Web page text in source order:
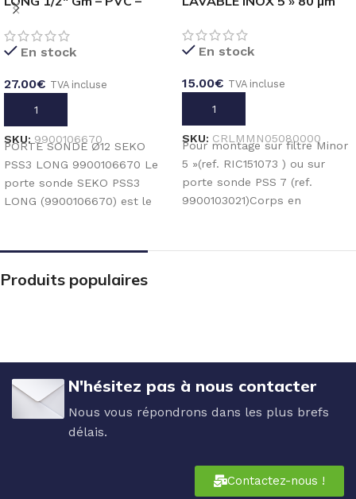
60°C – 12 Bar
En stock
27.00€ TVA incluse
AJOUTER AU PANIER
SKU: 9900106670
PORTE SONDE Ø12 SEKO
PSS3 LONG 9900106670 Le
porte sonde SEKO PSS3
LONG (9900106670) est le
En stock
15.00€ TVA incluse
AJOUTER AU PANIER
SKU: CRLMMN05080000
Pour montage sur filtre Minor
5 »(ref. RIC151073 ) ou sur
porte sonde PSS 7 (ref.
9900103021)Corps en
Produits populaires
N'hésitez pas à nous contacter
Nous vous répondrons dans les plus brefs
délais.
Contactez-nous !